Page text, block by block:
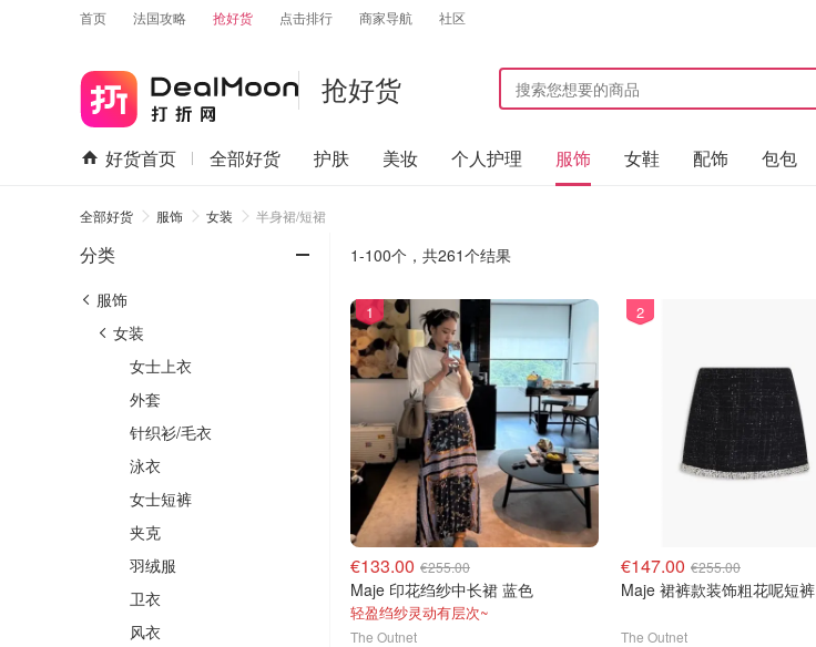
首页 法国攻略 抢好货 点击排行 商家导航 社区
抢好货
好货首页 全部好货 护肤 美妆 个人护理 服饰 女鞋 配饰 包包
全部好货 服饰 女装 半身裙/短裙
分类
服饰
女装
女士上衣
外套
针织衫/毛衣
泳衣
女士短裤
夹克
羽绒服
卫衣
风衣
1-100个， 共261个结果
1
€133.00 €255.00
Maje 印花绉纱中长裙 蓝色
轻盈绉纱灵动有层次~
The Outnet
2
€147.00 €255.00
Maje 裙裤款装饰粗花呢短裤
The Outnet